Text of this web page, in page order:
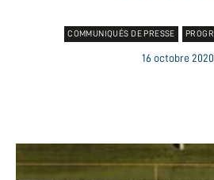
COMMUNIQUÉS DE PRESSE
16 octobre 2020